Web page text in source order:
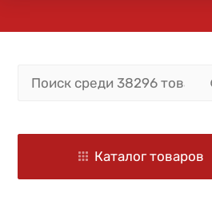
Каталог товаров